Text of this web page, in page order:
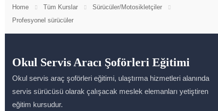
Home Tüm Kurslar
Sürücüler/Motosikletçiler
Profesyonel sürücüler
Okul Servis Aracı Şoförleri Eğitimi
Okul servis araç şoförleri eğitimi, ulaştırma hizmetleri alanında
servis sürücüsü olarak çalışacak meslek elemanları yetiştiren
eğitim kursudur.